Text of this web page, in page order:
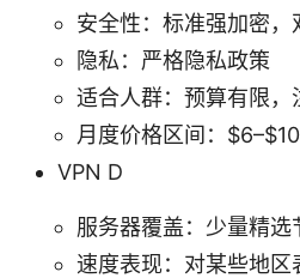
安全性：标准强加密，
隐私：严格隐私政策
适合人群：预算有限，
月度价格区间：$6–$10
VPN D
服务器覆盖：少量精
速度表现：对某些地区